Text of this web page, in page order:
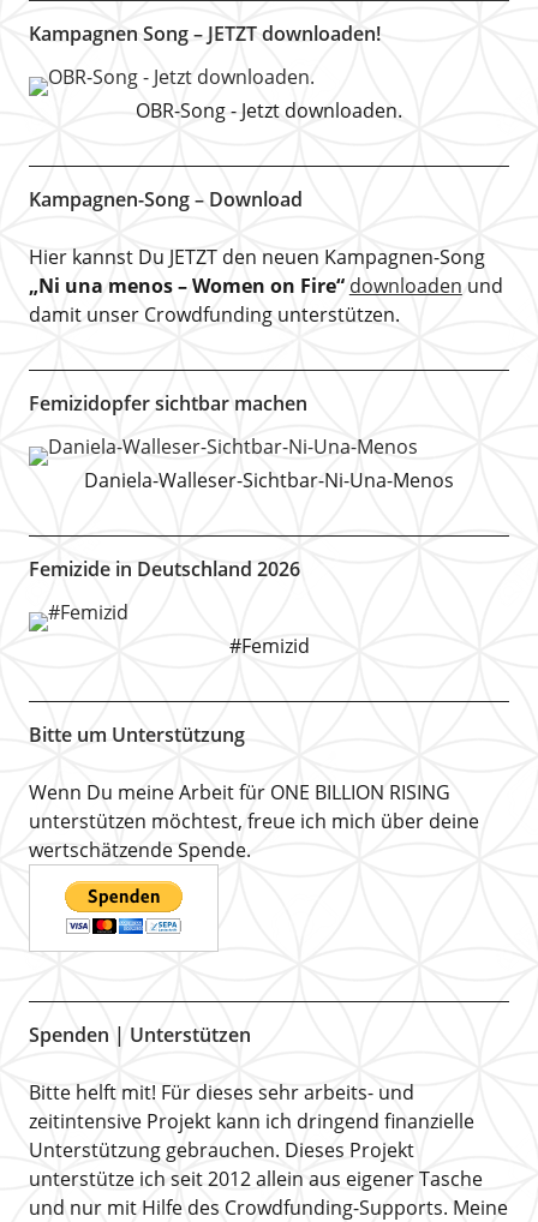
Kampagnen Song – JETZT downloaden!
OBR-Song - Jetzt downloaden.
Kampagnen-Song – Download
Hier kannst Du JETZT den neuen Kampagnen-Song
„Ni una menos – Women on Fire“ downloaden und
damit unser Crowdfunding unterstützen.
Femizidopfer sichtbar machen
Daniela-Walleser-Sichtbar-Ni-Una-Menos
Femizide in Deutschland 2026
#Femizid
Bitte um Unterstützung
Wenn Du meine Arbeit für ONE BILLION RISING
unterstützen möchtest, freue ich mich über deine
wertschätzende Spende.
Spenden | Unterstützen
Bitte helft mit! Für dieses sehr arbeits- und
zeitintensive Projekt kann ich dringend finanzielle
Unterstützung gebrauchen. Dieses Projekt
unterstütze ich seit 2012 allein aus eigener Tasche
und nur mit Hilfe des Crowdfunding-Supports. Meine